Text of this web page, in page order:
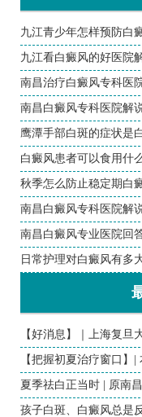
九江青少年怎样预防白
九江看白癜风的好医院
南昌治疗白癜风专科医
南昌白癜风专科医院解
鹰潭手部白斑的症状是
白癜风患者可以食用什
秋季怎么防止稳定期白
南昌白癜风专科医院解
南昌白癜风专业医院回
日常护理对白癜风有多
【好消息】｜上海复旦
【把握初夏治疗窗口】|
夏季祛白正当时 | 原南
孩子白斑、白癜风总是